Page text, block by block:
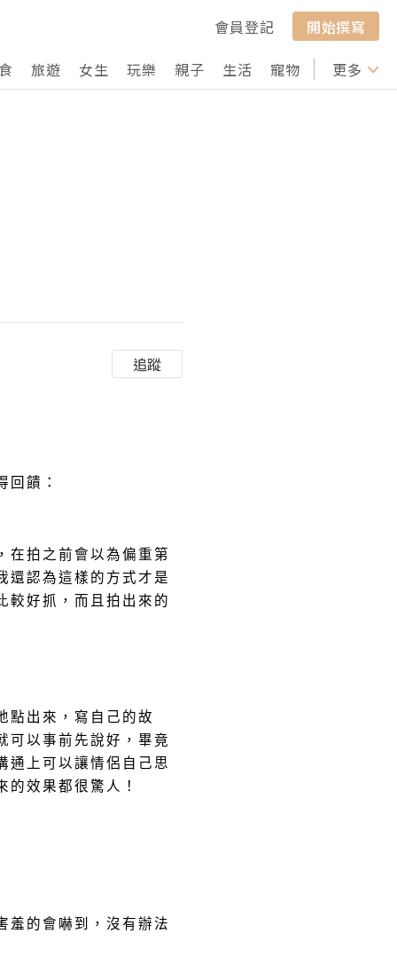
會員登記
開始撰寫
旅遊 女生 玩樂 親子 生活 寵物 行山 打卡
更多
追蹤
回饋：
在拍之前會以為偏重第
還認為這樣的方式才是
較好抓，而且拍出來的
點出來，寫自己的故
可以事前先說好，畢竟
通上可以讓情侶自己思
效果都很驚人！
羞的會嚇到，沒有辦法